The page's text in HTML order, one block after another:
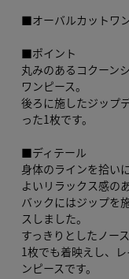
■オーバルカットワ
■ポイント
丸みのあるコクーン
ワンピース。
後ろに施したジップ
った1枚です。
■ディテール
身体のラインを拾い
よいリラックス感の
バックにはジップを
スしました。
すっきりとしたノー
1枚でも着映えし、
ンピースです。